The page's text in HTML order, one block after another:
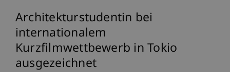
Architekturstudentin bei
internationalem
Kurzfilmwettbewerb in Tokio
ausgezeichnet